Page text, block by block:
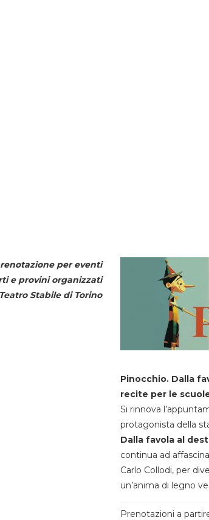
per eventi
e provini organizzati
Teatro Stabile di Torino
Pinocchio. Dalla
recite per le
Si rinnova
protagonista della
Dalla favola al
continua ad
Carlo Collodi, per
un’anima di legno
Prenotazioni a